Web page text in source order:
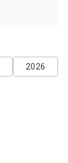
2026